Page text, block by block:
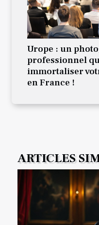
Urope : un
professionnel
immortaliser
en France !
ARTICLES